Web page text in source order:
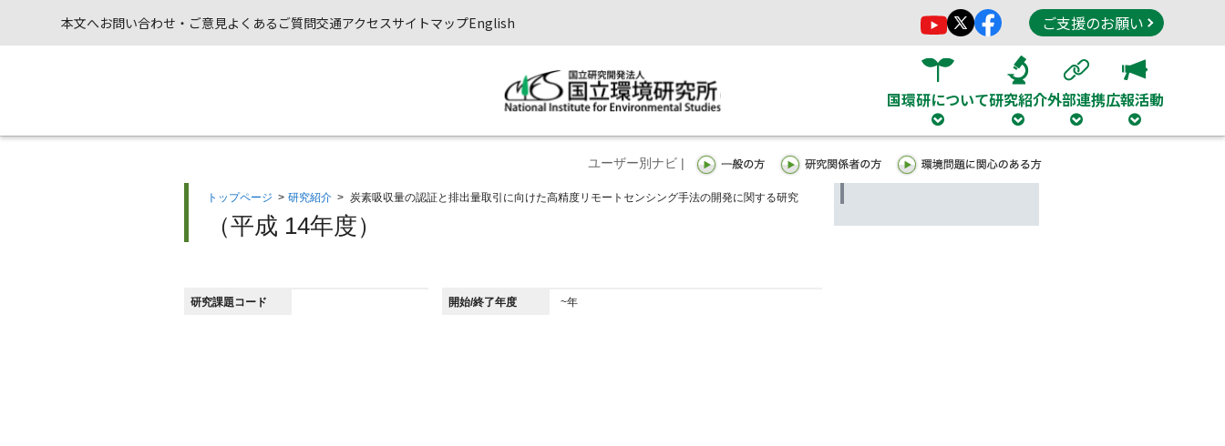
本文へお問い合わせ・ご意見よくあるご質問交通アクセスサイトマップEnglish ご支援のお願い
国環研について研究紹介外部連携広報活動
ユーザー別ナビ |
トップページ > 研究紹介 > 炭素吸収量の認証と排出量取引に向けた高精度リモートセンシング手法の開発に関する研究
（平成 14年度）
研究課題コード 開始/終了年度 ~年